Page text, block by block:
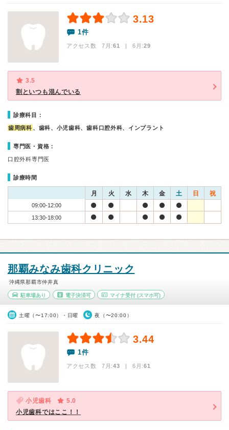
3.13
1件
アクセス数 7月:61 | 6月:29
3.5
割といつも混んでいる
診療科目：
歯周病科 、歯科、小児歯科、歯科口腔外科、インプラント
専門医・資格：
口腔外科専門医
診療時間
月 火 水 木 金 土 日 祝
09:00-12:00
13:30-18:00
那覇みなみ歯科クリニック
沖縄県那覇市仲井真
駐車場あり 電子決済可 マイナ受付 (スマホ可)
土曜（〜17:00）・日曜 夜（〜20:00）
3.44
1件
アクセス数 7月:43 | 6月:61
小児歯科
5.0
小児歯科ではここ！！